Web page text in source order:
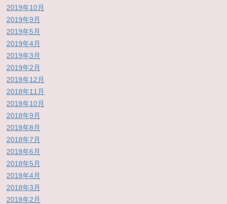
2019年10月
2019年9月
2019年5月
2019年4月
2019年3月
2019年2月
2018年12月
2018年11月
2018年10月
2018年9月
2018年8月
2018年7月
2018年6月
2018年5月
2018年4月
2018年3月
2018年2月